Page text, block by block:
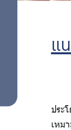
การ
ต่อ
แ
ประ
เหม